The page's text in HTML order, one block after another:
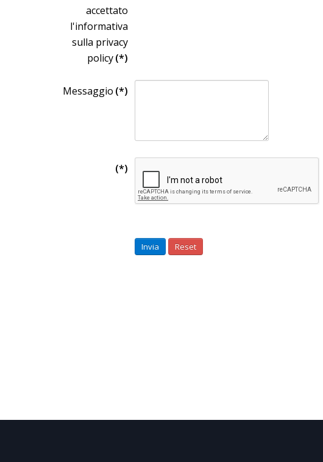
accettato
l'informativa
sulla privacy
policy(*)
Messaggio (*)
(*)
Invia Reset